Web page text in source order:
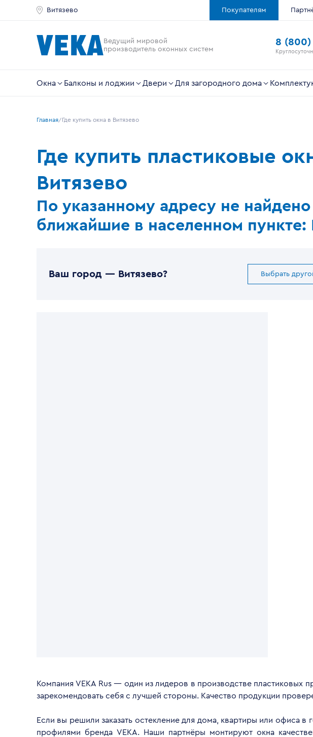
Витязево Покупателям
Ведущий мировой
производитель оконных систем
8
Окна Балконы и лоджии Двери Для загородного дома
Главная Где купить окна в Витязево
Где купить пластиковые
Витязево
По указанному адресу не
ближайшие в населенном пункте:
Ваш город — Витязево? Выбрать
Компания VEKA Rus — один из лидеров в производстве пластиковых
зарекомендовать себя с лучшей стороны. Качество продукции
Если вы решили заказать остекление для дома, квартиры или офиса
профилями бренда VEKA. Наши партнёры монтируют окна